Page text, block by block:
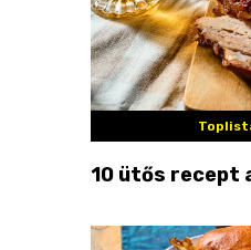
10 ütős recept